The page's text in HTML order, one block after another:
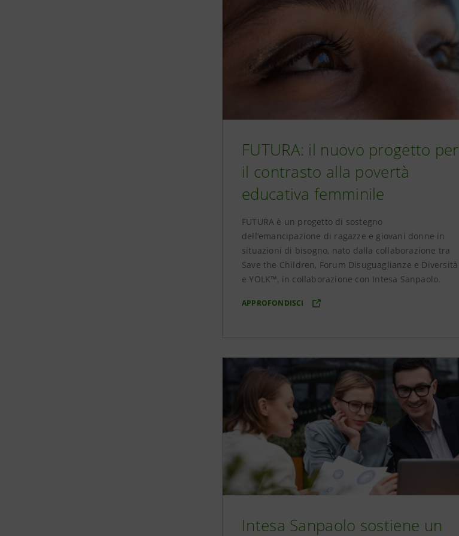
FUTURA: il nuovo progetto per
il contrasto alla povertà
educativa femminile
FUTURA è un progetto di sostegno
dell’emancipazione di ragazze e giovani donne in
situazioni di bisogno, nato dalla collaborazione tra
Save the Children, Forum Disuguaglianze e Diversità
e YOLK™, in collaborazione con Intesa Sanpaolo.
APPROFONDISCI
Intesa Sanpaolo sostiene un